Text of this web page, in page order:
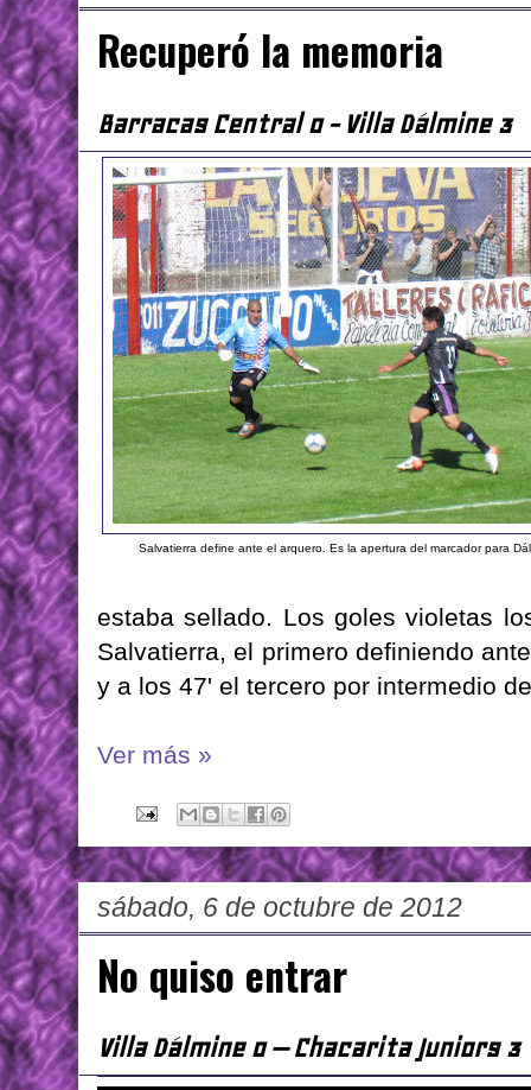
Recuperó la memoria
Barracas Central 0 - Villa Dálmine 3
Salvatierra define ante el arquero. Es la apertura del marcador para
estaba sellado. Los goles violetas
Salvatierra, el primero definiendo
y a los 47' el tercero por intermedio
Ver más »
sábado, 6 de octubre de 2012
No quiso entrar
Villa Dálmine 0 – Chacarita Juniors 3